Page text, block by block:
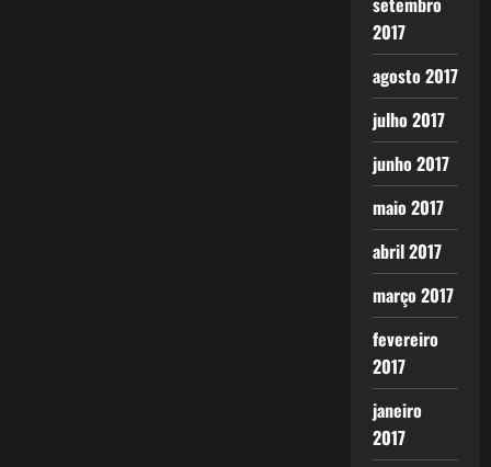
2017
agosto 2017
julho 2017
junho 2017
maio 2017
abril 2017
março 2017
fevereiro
2017
janeiro
2017